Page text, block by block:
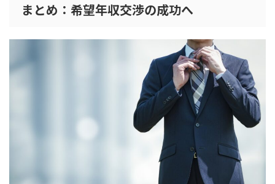
まとめ：希望年収交渉の成功へ